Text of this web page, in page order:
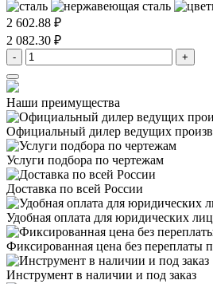
2 602.88 ₽
2 082.30 ₽
- +
Наши преимущества
Официальный дилер ведущих
Услуги подбора по чертежам
Доставка по всей России
Удобная оплата для юридических лиц
Фиксированная цена без переплаты
Инструмент в наличии и под заказ